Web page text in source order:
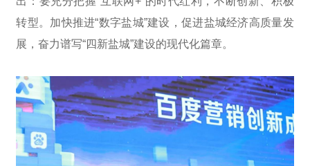
转型。加快推进“数字盐城”建设，促进盐城经济高质量发
展，奋力谱写“四新盐城”建设的现代化篇章。